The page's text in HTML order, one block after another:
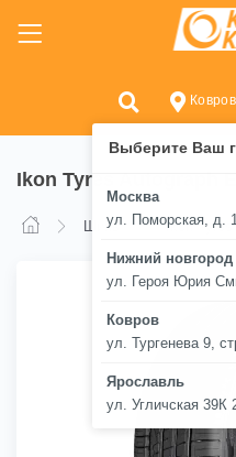
Ковров
Выберите Ваш
Москва
ул. Поморская, д.
Нижний новгород
ул. Героя Юрия
Ковров
ул. Тургенева 9,
Ярославль
ул. Угличская 39К
Ikon Tyres Autograph
Шины Ikon Tyres